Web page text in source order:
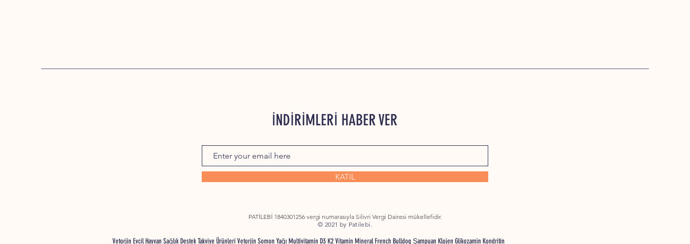
İNDİRİMLERİ HABER VER
KATIL
PATİLEBİ 1840301256 vergi numarasıyla Silivri Vergi Dairesi mükellefidir.
© 2021 by Patilebi.
Vetorjin Evcil Hayvan Sağlık Destek Takviye Ürünleri Vetorjin Somon Yağı Multivitamin D3 K2 Vitamin Mineral French Bulldog Şampuan Klojen Glikozamin Kondritin